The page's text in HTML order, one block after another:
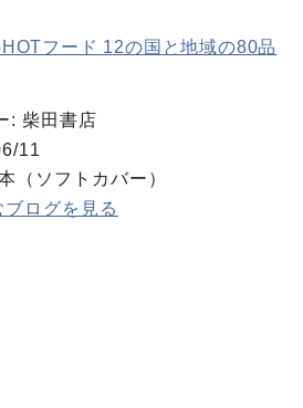
フード 12の国と地域の80品
: 柴田書店
11
（ソフトカバー）
ログを見る